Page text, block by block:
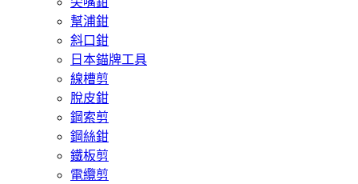
幫浦鉗
斜口鉗
日本錨牌工具
線槽剪
脫皮鉗
鋼索剪
鋼絲鉗
鐵板剪
電纜剪